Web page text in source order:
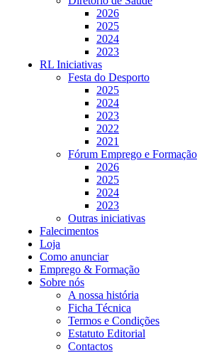
2026
2025
2024
2023
RL Iniciativas
Festa do Desporto
2025
2024
2023
2022
2021
Fórum Emprego e Formação
2026
2025
2024
2023
Outras iniciativas
Falecimentos
Loja
Como anunciar
Emprego & Formação
Sobre nós
A nossa história
Ficha Técnica
Termos e Condições
Estatuto Editorial
Contactos